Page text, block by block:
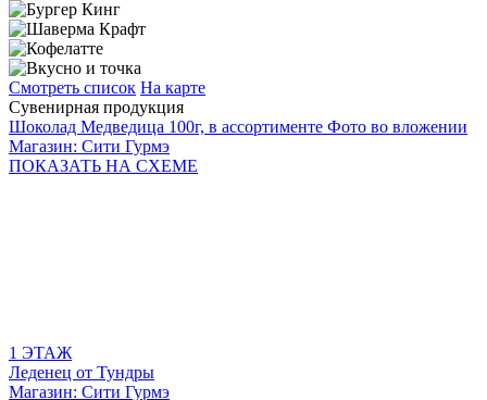
Смотреть список На карте
Сувенирная продукция
Шоколад Медведица 100г, в ассортименте Фото во вложении
Магазин: Сити Гурмэ
ПОКАЗАТЬ НА СХЕМЕ
1 ЭТАЖ
Леденец от Тундры
Магазин: Сити Гурмэ